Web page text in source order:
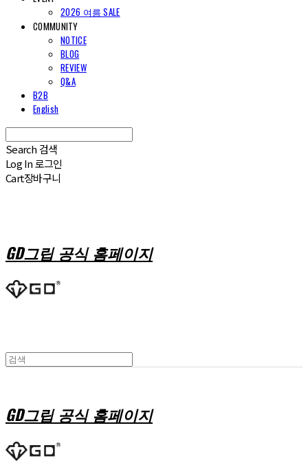
2026 여름 SALE
COMMUNITY
NOTICE
BLOG
REVIEW
Q&A
B2B
English
Search 검색
Log In로그인
Cart장바구니
GD그립 공식 홈페이지
GD그립 공식 홈페이지